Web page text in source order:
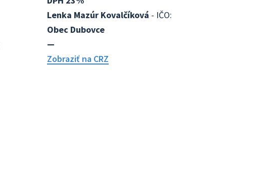
Lenka Mazúr Kovalčíková - IČO:
Obec Dubovce
—
Zobraziť na CRZ